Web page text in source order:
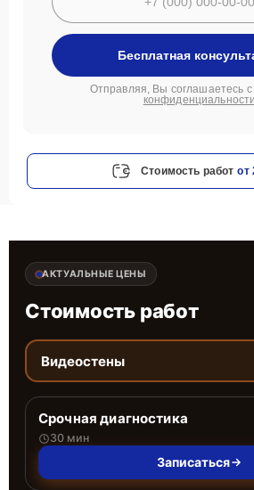
Бесплатная
Отправляя, Вы соглашаетесь с
конфиденциальности
Стоимость работ от
АКТУАЛЬНЫЕ ЦЕНЫ
Стоимость работ
Видеостены
Срочная диагностика
30 мин
Записаться